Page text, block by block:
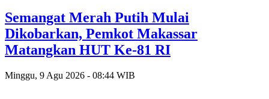
Semangat Merah Putih Mulai
Dikobarkan, Pemkot Makassar
Matangkan HUT Ke-81 RI
Minggu, 9 Agu 2026 - 08:44 WIB